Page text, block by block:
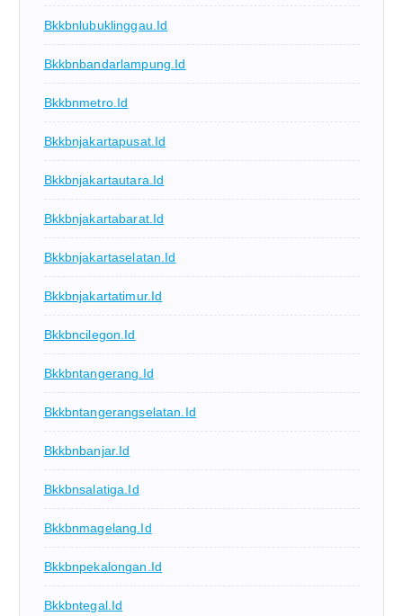
Bkkbnlubuklinggau.id
Bkkbnbandarlampung.id
Bkkbnmetro.id
Bkkbnjakartapusat.id
Bkkbnjakartautara.id
Bkkbnjakartabarat.id
Bkkbnjakartaselatan.id
Bkkbnjakartatimur.id
Bkkbncilegon.id
Bkkbntangerang.id
Bkkbntangerangselatan.id
Bkkbnbanjar.id
Bkkbnsalatiga.id
Bkkbnmagelang.id
Bkkbnpekalongan.id
Bkkbntegal.id